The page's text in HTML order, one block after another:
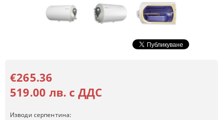
€265.36
519.00 лв. с ДДС
Изводи серпентина: